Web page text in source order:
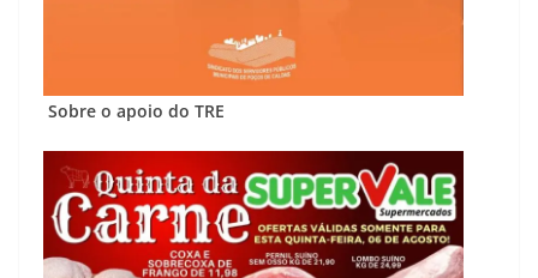
Sobre o apoio do TRE